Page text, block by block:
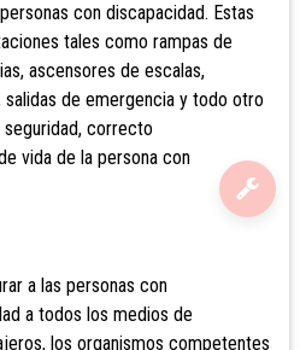
con discapacidad. Estas
tales como rampas de
ascensores de escalas,
de emergencia y todo otro
correcto
vida de la persona con
a las personas con
a todos los medios de
los organismos competentes